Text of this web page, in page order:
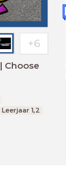
Leerjaar 1,2